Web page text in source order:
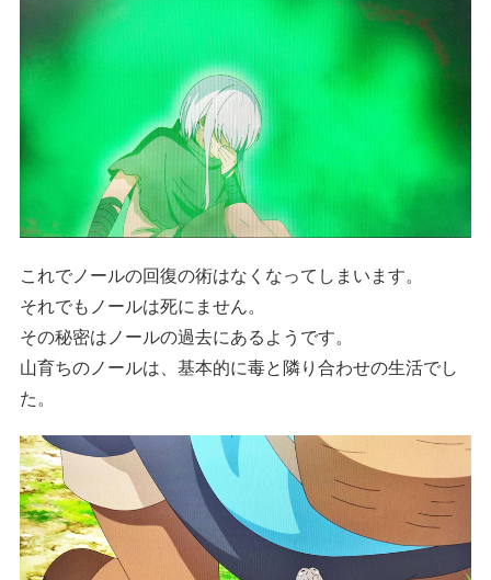
これでノールの回復の術はなくなってしまいます。
それでもノールは死にません。
その秘密はノールの過去にあるようです。
山育ちのノールは、基本的に毒と隣り合わせの生活でし
た。